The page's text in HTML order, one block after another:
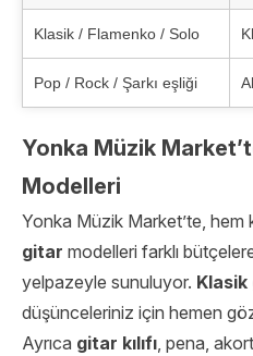
Klasik / Flamenko / Solo
Pop / Rock / Şarkı eşliği
Yonka Müzik
Modelleri
Yonka Müzik Market’te, hem
gitar modelleri farklı
yelpazeyle sunuluyor. Klasik
düşünceleriniz için hemen göz
Ayrıca gitar kılıfı, pena,